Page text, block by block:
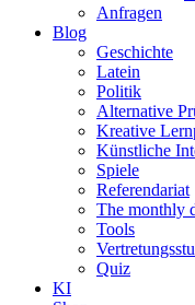
Anfragen
Blog
Geschichte
Latein
Politik
Alternative
Kreative
Künstliche
Spiele
Referendariat
The monthly
Tools
Quiz
KI